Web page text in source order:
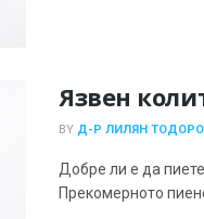
Язвен
BY Д-Р ЛИЛЯН
Добре ли е да
Прекомерното